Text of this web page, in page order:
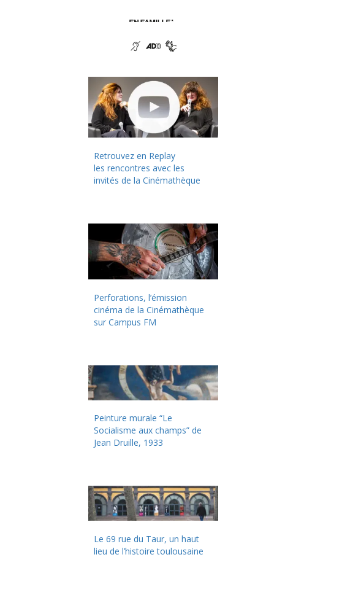
Retrouvez en Replay
les rencontres avec les
invités de la Cinémathèque
Perforations, l’émission
cinéma de la Cinémathèque
sur Campus FM
Peinture murale “Le
Socialisme aux champs” de
Jean Druille, 1933
Le 69 rue du Taur, un haut
lieu de l’histoire toulousaine